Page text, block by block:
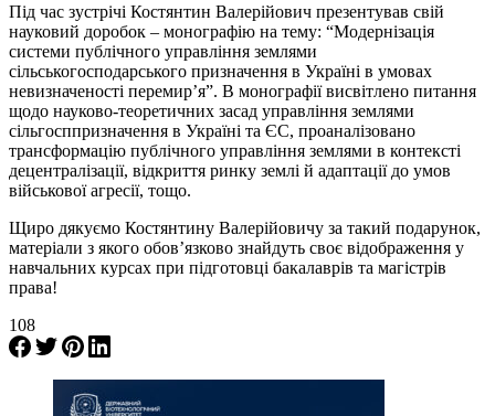
Під час зустрічі Костянтин Валерійович презентував свій
науковий доробок – монографію на тему: “Модернізація
системи публічного управління землями
сільськогосподарського призначення в Україні в умовах
невизначеності перемир’я”. В монографії висвітлено питання
щодо науково-теоретичних засад управління землями
сільгосппризначення в Україні та ЄС, проаналізовано
трансформацію публічного управління землями в контексті
децентралізації, відкриття ринку землі й адаптації до умов
військової агресії, тощо.
Щиро дякуємо Костянтину Валерійовичу за такий подарунок,
матеріали з якого обов’язково знайдуть своє відображення у
навчальних курсах при підготовці бакалаврів та магістрів
права!
108